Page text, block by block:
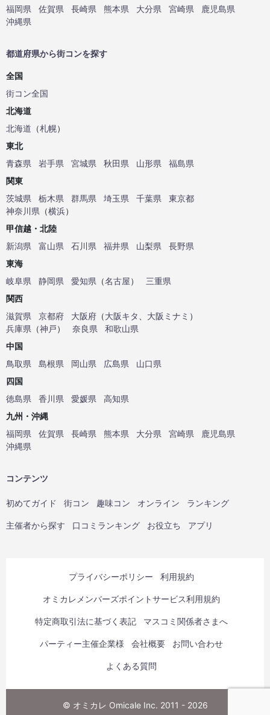
福岡県
佐賀県 長崎県 熊本県 大分県 宮崎県
鹿児島県
沖縄県
都道府県から街コンを探す
全国
街コン全国
北海道
北海道 （札幌）
東北
青森県
岩手県 宮城県 秋田県 山形県
福島県
関東
茨城県
栃木県 群馬県 埼玉県 千葉県
東京都
神奈川県 （横浜）
甲信越・北陸
新潟県
富山県 石川県 福井県 山梨県
長野県
東海
岐阜県
静岡県 愛知県 （名古屋）
三重県
関西
滋賀県
京都府 大阪府 （大阪キタ 大阪ミナミ ）
兵庫県 （神戸） 奈良県
和歌山県
中国
鳥取県
島根県 岡山県 広島県
山口県
四国
徳島県
香川県 愛媛県
高知県
九州・沖縄
福岡県
佐賀県 長崎県 熊本県 大分県 宮崎県
鹿児島県
沖縄県
コンテンツ
初めてガイド 街コン 趣味コン オンライン ランキング
主催者から探す 口コミランキング お役立ち アプリ
プライバシーポリシー 利用規約
オミカレメンバーズポイントサービス利用規約
特定商取引法に基づく表記 マスコミ関係者さまへ
パーティー主催企業様 会社概要 お問い合わせ
よくある質問
© オミカレ Omicale Inc. 2011 - 2026